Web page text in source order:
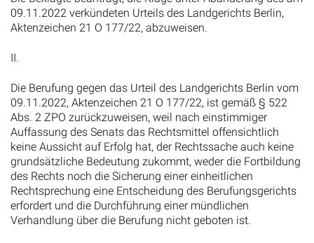
09.11.2022 verkündeten Urteils des Landgerichts Berlin,
Aktenzeichen 21 O 177/22, abzuweisen.
II.
Die Berufung gegen das Urteil des Landgerichts Berlin vom
09.11.2022, Aktenzeichen 21 O 177/22, ist gemäß § 522
Abs. 2 ZPO zurückzuweisen, weil nach einstimmiger
Auffassung des Senats das Rechtsmittel offensichtlich
keine Aussicht auf Erfolg hat, der Rechtssache auch keine
grundsätzliche Bedeutung zukommt, weder die Fortbildung
des Rechts noch die Sicherung einer einheitlichen
Rechtsprechung eine Entscheidung des Berufungsgerichts
erfordert und die Durchführung einer mündlichen
Verhandlung über die Berufung nicht geboten ist.